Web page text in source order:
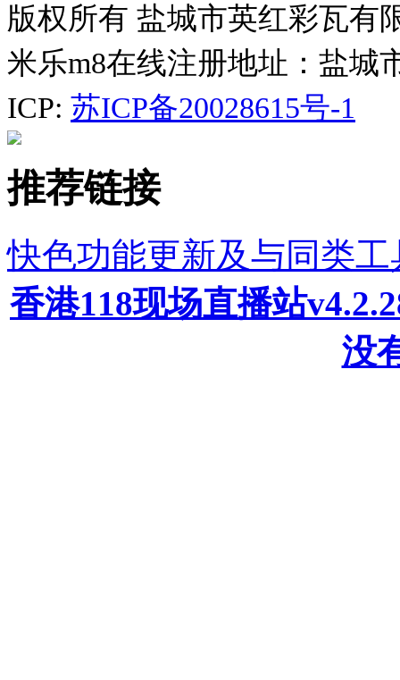
版权所有 盐城市英红彩瓦有
米乐m8在线注册地址：盐城
ICP: 苏ICP备20028615号-1
推荐链接
快色功能更新及与同类
香港118现场直播站
没